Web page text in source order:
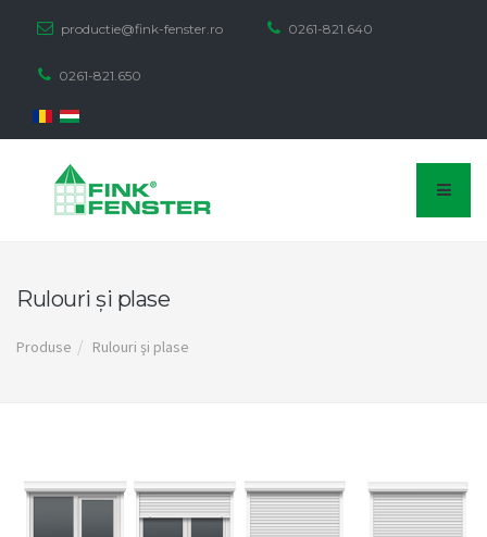
productie@fink-fenster.ro 0261-821.640
0261-821.650
Rulouri şi plase
Produse Rulouri şi plase